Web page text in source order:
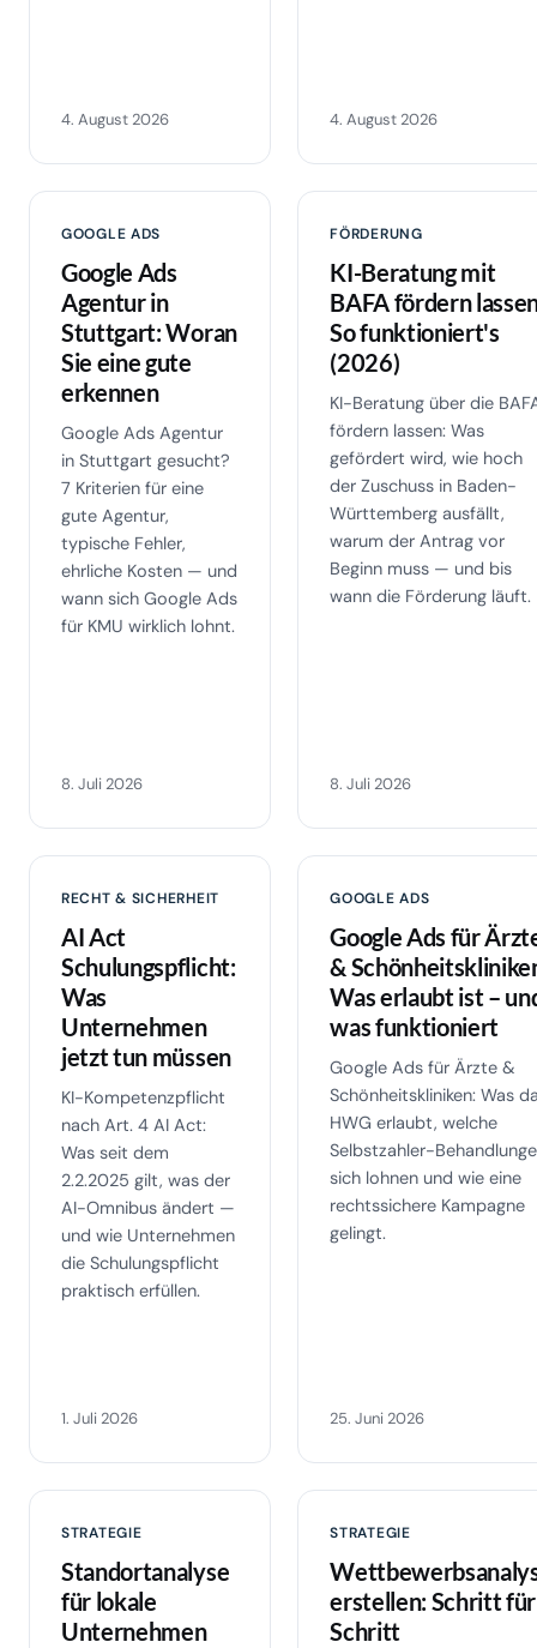
4. August 2026 4. August 2026
GOOGLE ADS
Google Ads
Agentur in
Stuttgart: Woran
Sie eine gute
erkennen
Google Ads Agentur
in Stuttgart gesucht?
7 Kriterien für eine
gute Agentur,
typische Fehler,
ehrliche Kosten — und
wann sich Google Ads
für KMU wirklich lohnt.
8. Juli 2026
FÖRDERUNG
KI-Beratung mit
BAFA fördern
So funktioniert's
(2026)
KI-Beratung über die
fördern lassen: Was
gefördert wird, wie hoch
der Zuschuss in Baden-
Württemberg ausfällt,
warum der Antrag vor
Beginn muss — und bis
wann die Förderung läuft.
8. Juli 2026
RECHT & SICHERHEIT
AI Act
Schulungspflicht:
Was
Unternehmen
jetzt tun müssen
KI-Kompetenzpflicht
nach Art. 4 AI Act:
Was seit dem
2.2.2025 gilt, was der
AI-Omnibus ändert —
und wie Unternehmen
die Schulungspflicht
praktisch erfüllen.
1. Juli 2026
GOOGLE ADS
Google Ads für
&
Was erlaubt ist –
was funktioniert
Google Ads für Ärzte &
Schönheitskliniken: Was
HWG erlaubt, welche
Selbstzahler-
sich lohnen und wie eine
rechtssichere Kampagne
gelingt.
25. Juni 2026
STRATEGIE
Standortanalyse
für lokale
Unternehmen
STRATEGIE
erstellen: Schritt für
Schritt